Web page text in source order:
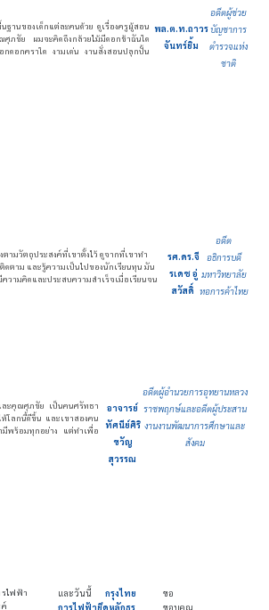
นฐานของเด็กแต่ละคนด้วย ดูเรื่องครูผู้สอน
ภชัย ผมจะคิดถึงกล้วยไม้มีดอกช้าฉันใด
ดอกคราใด งามเด่น งานสั่งสอนปลุกปั้น
พล.ต.ท.ถาวร
จันทร์ยิ้ม
อดีตผู้ช่วย
บัญชาการ
ตำรวจแห่ง
ชาติ
ตามวัตถุประสงค์ที่เขาตั้งไว้ ดูจากที่เขาทำ
ตาม และรู้ความเป็นไปของนักเรียนทุน มัน
ความคิดและประสบความสำเร็จเมื่อเรียนจน
รศ.ดร.จี
รเดช อู่
สวัสดิ์
อดีต
อธิการบดี
มหาวิทยาลัย
หอการค้าไทย
ละคุณศุภชัย เป็นคนศรัทธา
โลกนี้ดีขึ้น และเขาสองคน
มีพร้อมทุกอย่าง แต่ทำเพื่อ
อาจารย์
ทัศนีย์ศิริ
ขวัญ
สุวรรณ
อดีตผู้อำนวยการอุทยานหลวง
ราชพฤกษ์และอดีตผู้ประสาน
งานงานพัฒนาการศึกษาและ
สังคม
รไฟฟ้า
และวันนี้กรุงไทย
การไฟฟ้ายึดหลักธร
ขอ
ขอบคุณ